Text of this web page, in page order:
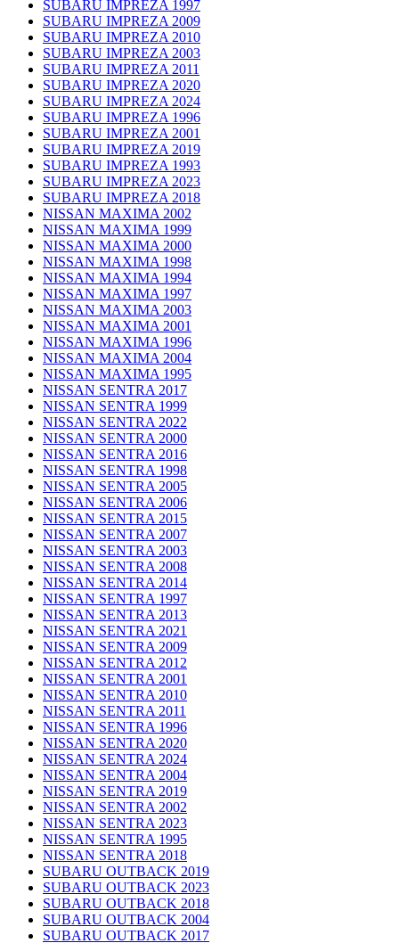
SUBARU IMPREZA 1997
SUBARU IMPREZA 2009
SUBARU IMPREZA 2010
SUBARU IMPREZA 2003
SUBARU IMPREZA 2011
SUBARU IMPREZA 2020
SUBARU IMPREZA 2024
SUBARU IMPREZA 1996
SUBARU IMPREZA 2001
SUBARU IMPREZA 2019
SUBARU IMPREZA 1993
SUBARU IMPREZA 2023
SUBARU IMPREZA 2018
NISSAN MAXIMA 2002
NISSAN MAXIMA 1999
NISSAN MAXIMA 2000
NISSAN MAXIMA 1998
NISSAN MAXIMA 1994
NISSAN MAXIMA 1997
NISSAN MAXIMA 2003
NISSAN MAXIMA 2001
NISSAN MAXIMA 1996
NISSAN MAXIMA 2004
NISSAN MAXIMA 1995
NISSAN SENTRA 2017
NISSAN SENTRA 1999
NISSAN SENTRA 2022
NISSAN SENTRA 2000
NISSAN SENTRA 2016
NISSAN SENTRA 1998
NISSAN SENTRA 2005
NISSAN SENTRA 2006
NISSAN SENTRA 2015
NISSAN SENTRA 2007
NISSAN SENTRA 2003
NISSAN SENTRA 2008
NISSAN SENTRA 2014
NISSAN SENTRA 1997
NISSAN SENTRA 2013
NISSAN SENTRA 2021
NISSAN SENTRA 2009
NISSAN SENTRA 2012
NISSAN SENTRA 2001
NISSAN SENTRA 2010
NISSAN SENTRA 2011
NISSAN SENTRA 1996
NISSAN SENTRA 2020
NISSAN SENTRA 2024
NISSAN SENTRA 2004
NISSAN SENTRA 2019
NISSAN SENTRA 2002
NISSAN SENTRA 2023
NISSAN SENTRA 1995
NISSAN SENTRA 2018
SUBARU OUTBACK 2019
SUBARU OUTBACK 2023
SUBARU OUTBACK 2018
SUBARU OUTBACK 2004
SUBARU OUTBACK 2017